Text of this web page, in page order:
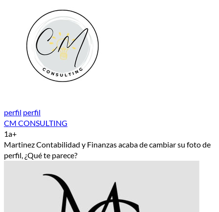
perfil perfil
CM CONSULTING
1a+
Martinez Contabilidad y Finanzas acaba de cambiar su foto de
perfil, ¿Qué te parece?